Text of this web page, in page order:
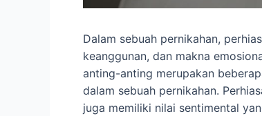
Dalam sebuah pernikahan,
keanggunan, dan makna
anting-anting merupakan
dalam sebuah pernikahan.
juga memiliki nilai sentimental